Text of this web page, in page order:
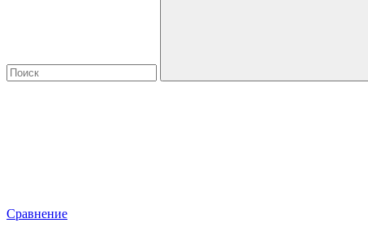
Сравнение